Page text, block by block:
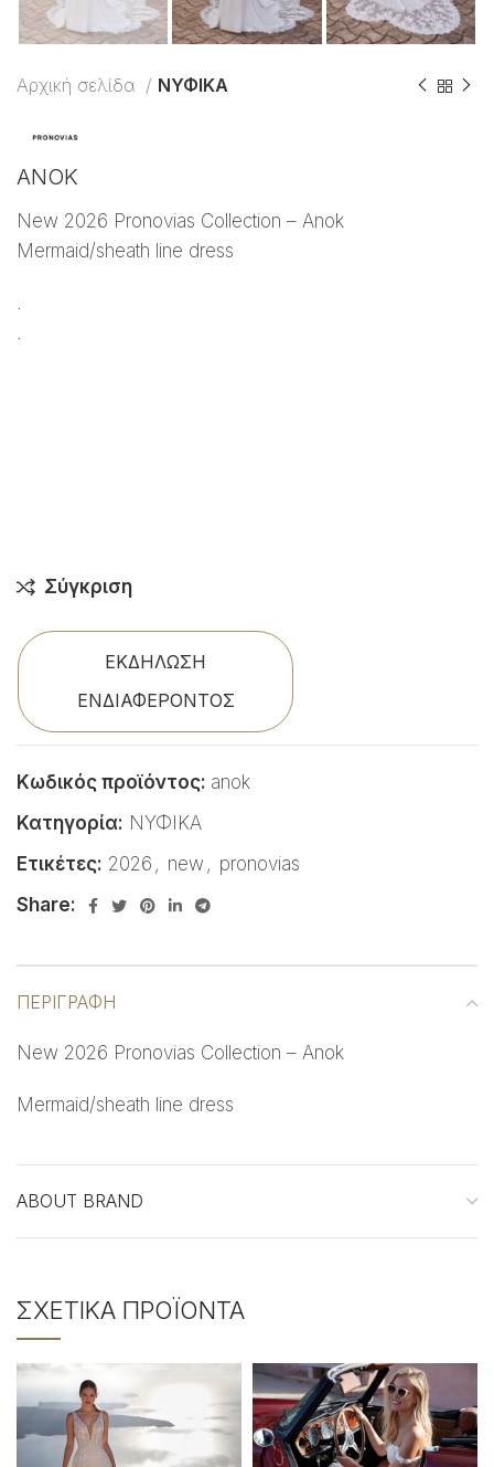
Αρχική σελίδα ΝΥΦΙΚΑ
ANOK
New 2026 Pronovias Collection – Anok
Mermaid/sheath line dress
.
.
Σύγκριση
ΕΚΔΗΛΩΣΗ
ΕΝΔΙΑΦΕΡΟΝΤΟΣ
Κωδικός προϊόντος: anok
Κατηγορία: ΝΥΦΙΚΑ
Ετικέτες: 2026 , new , pronovias
Share:
ΠΕΡΙΓΡΑΦΉ
New 2026 Pronovias Collection – Anok
Mermaid/sheath line dress
ABOUT BRAND
ΣΧΕΤΙΚΆ ΠΡΟΪΌΝΤΑ